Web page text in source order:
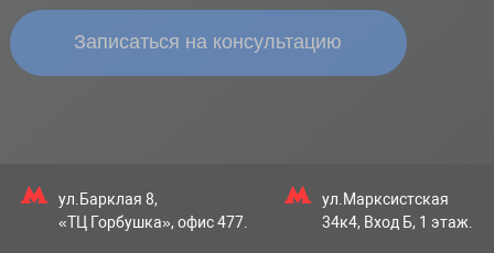
ул.Барклая 8,
«ТЦ Горбушка», офис 477.
ул.Марксистская
34к4, Вход Б, 1 этаж.